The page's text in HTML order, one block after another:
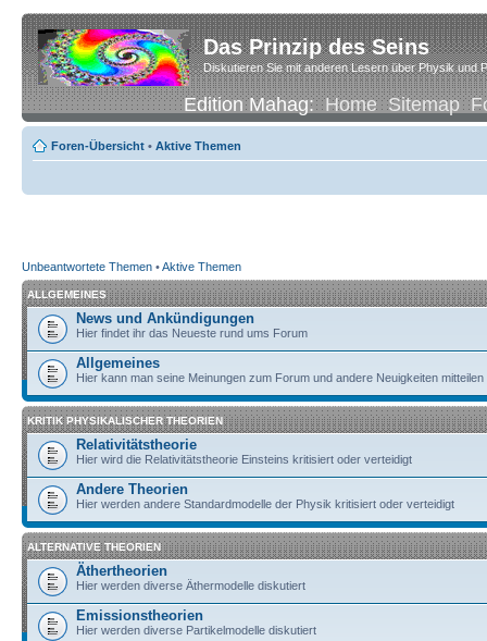
Das Prinzip des Seins
Diskutieren Sie mit anderen Lesern über Physik und
Edition Mahag:Home Sitemap
Foren-Übersicht • Aktive Themen
Unbeantwortete Themen •Aktive Themen
ALLGEMEINES
News und Ankündigungen
Hier findet ihr das Neueste rund ums Forum
Allgemeines
Hier kann man seine Meinungen zum Forum und andere Neuigkeiten mitteilen
KRITIK PHYSIKALISCHER THEORIEN
Relativitätstheorie
Hier wird die Relativitätstheorie Einsteins kritisiert oder verteidigt
Andere Theorien
Hier werden andere Standardmodelle der Physik kritisiert oder verteidigt
ALTERNATIVE THEORIEN
Äthertheorien
Hier werden diverse Äthermodelle diskutiert
Emissionstheorien
Hier werden diverse Partikelmodelle diskutiert